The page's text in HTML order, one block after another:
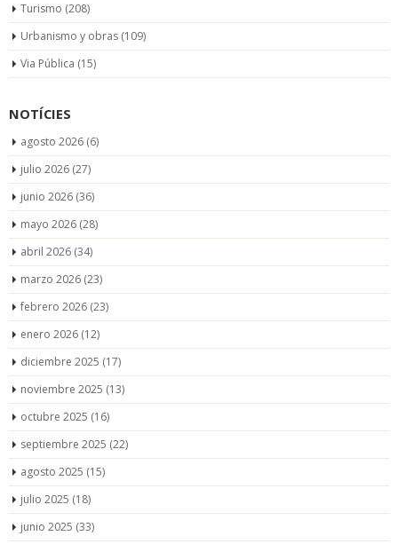
Turismo (208)
Urbanismo y obras (109)
Via Pública (15)
NOTÍCIES
agosto 2026 (6)
julio 2026 (27)
junio 2026 (36)
mayo 2026 (28)
abril 2026 (34)
marzo 2026 (23)
febrero 2026 (23)
enero 2026 (12)
diciembre 2025 (17)
noviembre 2025 (13)
octubre 2025 (16)
septiembre 2025 (22)
agosto 2025 (15)
julio 2025 (18)
junio 2025 (33)